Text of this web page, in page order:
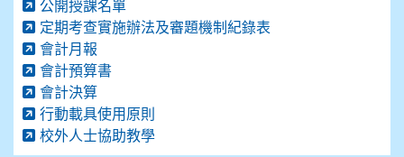
公開授課名單
定期考查實施辦法及審題機制紀錄表
會計月報
會計預算書
會計決算
行動載具使用原則
校外人士協助教學